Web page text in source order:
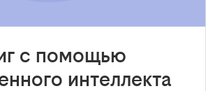
с помощью
интеллекта